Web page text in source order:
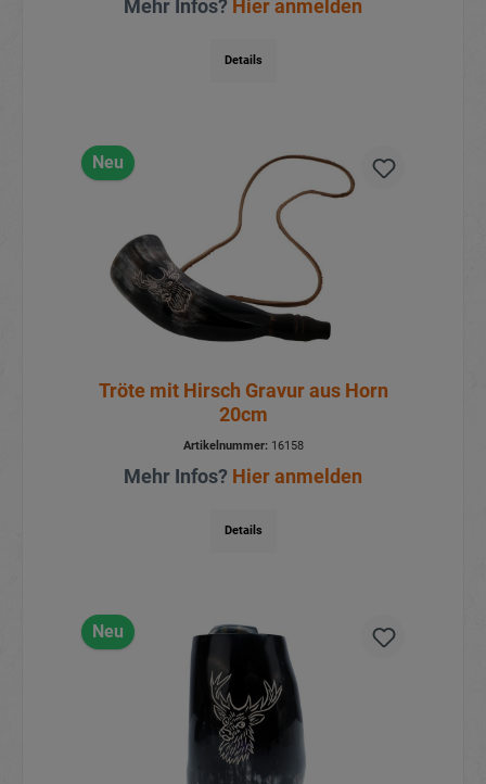
Mehr Infos? Hier anmelden
Details
Neu
Tröte mit Hirsch Gravur aus Horn
20cm
Artikelnummer:16158
Mehr Infos? Hier anmelden
Details
Neu